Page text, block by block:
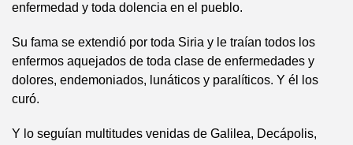
enfermedad y toda dolencia en el pueblo.
Su fama se extendió por toda Siria y le traían todos los
enfermos aquejados de toda clase de enfermedades y
dolores, endemoniados, lunáticos y paralíticos. Y él los
curó.
Y lo seguían multitudes venidas de Galilea, Decápolis,